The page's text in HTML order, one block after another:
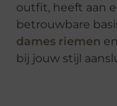
outfit, heeft aan
betrouwbare
dames riemen
bij jouw stijl